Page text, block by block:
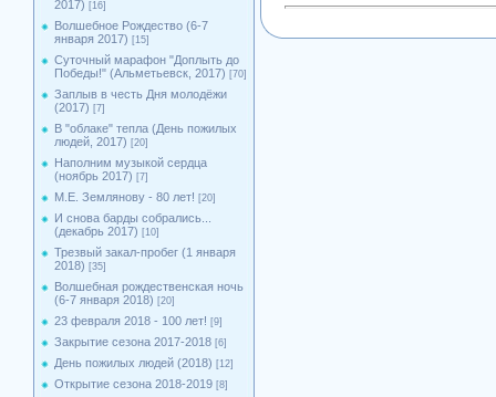
2017) [16]
Волшебное Рождество (6-7
января 2017) [15]
Суточный марафон "Доплыть до
Победы!" (Альметьевск, 2017) [70]
Заплыв в честь Дня молодёжи
(2017) [7]
В "облаке" тепла (День пожилых
людей, 2017) [20]
Наполним музыкой сердца
(ноябрь 2017) [7]
М.Е. Землянову - 80 лет! [20]
И снова барды собрались...
(декабрь 2017) [10]
Трезвый закал-пробег (1 января
2018) [35]
Волшебная рождественская ночь
(6-7 января 2018) [20]
23 февраля 2018 - 100 лет! [9]
Закрытие сезона 2017-2018 [6]
День пожилых людей (2018) [12]
Открытие сезона 2018-2019 [8]